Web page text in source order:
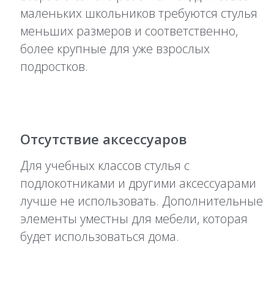
маленьких школьников требуются стулья
меньших размеров и соответственно,
более крупные для уже взрослых
подростков.
Отсутствие аксессуаров
Для учебных классов стулья с
подлокотниками и другими аксессуарами
лучше не использовать. Дополнительные
элементы уместны для мебели, которая
будет использоваться дома.